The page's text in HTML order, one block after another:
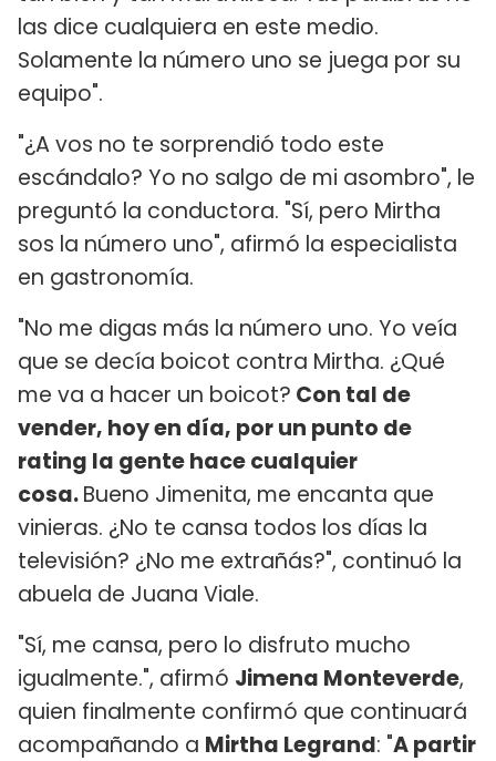
las dice cualquiera en este medio.
Solamente la número uno se juega por su
equipo".
"¿A vos no te sorprendió todo este
escándalo? Yo no salgo de mi asombro", le
preguntó la conductora. "Sí, pero Mirtha
sos la número uno", afirmó la especialista
en gastronomía.
"No me digas más la número uno. Yo veía
que se decía boicot contra Mirtha. ¿Qué
me va a hacer un boicot? Con tal de
vender, hoy en día, por un punto de
rating la gente hace cualquier
cosa.Bueno Jimenita, me encanta que
vinieras. ¿No te cansa todos los días la
televisión? ¿No me extrañás?", continuó la
abuela de Juana Viale.
"Sí, me cansa, pero lo disfruto mucho
igualmente.", afirmó Jimena Monteverde,
quien finalmente confirmó que continuará
acompañando a Mirtha Legrand: "A partir